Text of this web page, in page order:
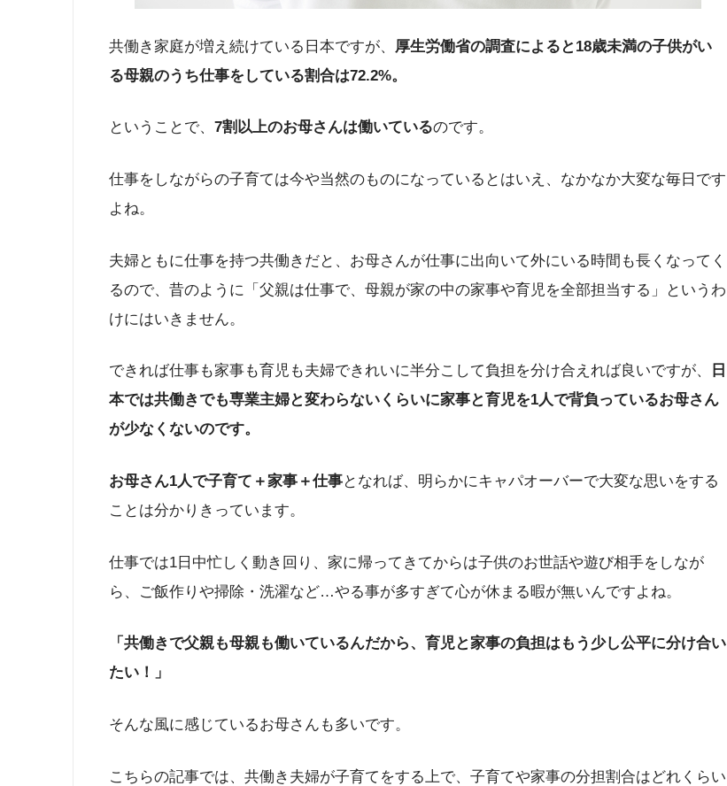
共働き家庭が増え続けている日本ですが、
厚生労働省の調査によると18歳未満の子供がい
る母親のうち仕事をしている割合は72.2%。
ということで、 7割以上のお母さんは働いているのです。
仕事をしながらの子育ては今や当然のものになっているとはいえ、なかなか大変な毎日です
よね。
夫婦ともに仕事を持つ共働きだと、お母さんが仕事に出向いて外にいる時間も長くなってく
るので、昔のように「父親は仕事で、母親が家の中の家事や育児を全部担当する」というわ
けにはいきません。
できれば仕事も家事も育児も夫婦できれいに半分こして負担を分け合えれば良いですが、
日
本では共働きでも専業主婦と変わらないくらいに家事と育児を1人で背負っているお母さん
が少なくないのです。
お母さん1人で子育て＋家事＋仕事となれば、明らかにキャパオーバーで大変な思いをする
ことは分かりきっています。
仕事では1日中忙しく動き回り、家に帰ってきてからは子供のお世話や遊び相手をしなが
ら、ご飯作りや掃除・洗濯など…やる事が多すぎて心が休まる暇が無いんですよね。
「共働きで父親も母親も働いているんだから、育児と家事の負担はもう少し公平に分け合い
たい！」
そんな風に感じているお母さんも多いです。
こちらの記事では、共働き夫婦が子育てをする上で、子育てや家事の分担割合はどれくらい